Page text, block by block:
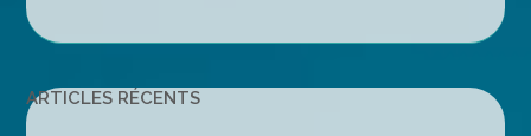
ARTICLES RÉCENTS